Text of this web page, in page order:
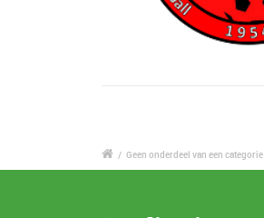
/ Geen onderdeel van een categorie